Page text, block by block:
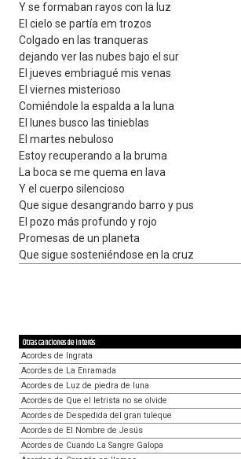
Y se formaban rayos con la luz
El cielo se partía em trozos
Colgado en las tranqueras
dejando ver las nubes bajo el sur
El jueves embriagué mis venas
El viernes misterioso
Comiéndole la espalda a la luna
El lunes busco las tinieblas
El martes nebuloso
Estoy recuperando a la bruma
La boca se me quema en lava
Y el cuerpo silencioso
Que sigue desangrando barro y pus
El pozo más profundo y rojo
Promesas de un planeta
Que sigue sosteniéndose en la cruz
Otras canciones de interés
Acordes de Ingrata
Acordes de La Enramada
Acordes de Luz de piedra de luna
Acordes de Que el letrista no se olvide
Acordes de Despedida del gran tuleque
Acordes de El Nombre de Jesús
Acordes de Cuando La Sangre Galopa